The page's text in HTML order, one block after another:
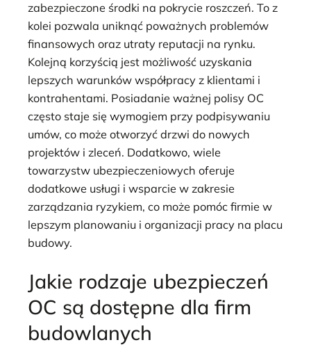
zabezpieczone środki na pokrycie roszczeń. To z
kolei pozwala uniknąć poważnych problemów
finansowych oraz utraty reputacji na rynku.
Kolejną korzyścią jest możliwość uzyskania
lepszych warunków współpracy z klientami i
kontrahentami. Posiadanie ważnej polisy OC
często staje się wymogiem przy podpisywaniu
umów, co może otworzyć drzwi do nowych
projektów i zleceń. Dodatkowo, wiele
towarzystw ubezpieczeniowych oferuje
dodatkowe usługi i wsparcie w zakresie
zarządzania ryzykiem, co może pomóc firmie w
lepszym planowaniu i organizacji pracy na placu
budowy.
Jakie rodzaje ubezpieczeń
OC są dostępne dla firm
budowlanych